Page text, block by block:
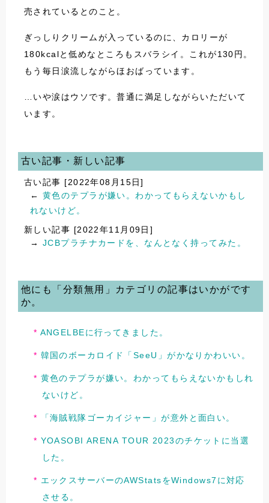
売されているとのこと。
ぎっしりクリームが入っているのに、カロリーが
180kcalと低めなところもスバラシイ。これが130円。
もう毎日涙流しながらほおばっています。
…いや涙はウソです。普通に満足しながらいただいて
います。
古い記事・新しい記事
古い記事 [2022年08月15日]
← 黄色のテプラが嫌い。わかってもらえないかもし
れないけど。
新しい記事 [2022年11月09日]
→ JCBプラチナカードを、なんとなく持ってみた。
他にも「分類無用」カテゴリの記事はいかがです
か。
ANGELBEに行ってきました。
韓国のボーカロイド「SeeU」がかなりかわいい。
黄色のテプラが嫌い。わかってもらえないかもしれ
ないけど。
「海賊戦隊ゴーカイジャー」が意外と面白い。
YOASOBI ARENA TOUR 2023のチケットに当選
した。
エックスサーバーのAWStatsをWindows7に対応
させる。